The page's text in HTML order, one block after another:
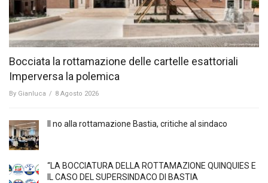
Bocciata la rottamazione delle cartelle esattoriali
Imperversa la polemica
By Gianluca / 8 Agosto 2026
Il no alla rottamazione Bastia, critiche al sindaco
“LA BOCCIATURA DELLA ROTTAMAZIONE QUINQUIES E
IL CASO DEL SUPERSINDACO DI BASTIA